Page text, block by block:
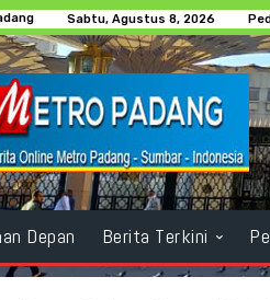
Sabtu, Agustus 8, 2026
Depan Berita Terkini